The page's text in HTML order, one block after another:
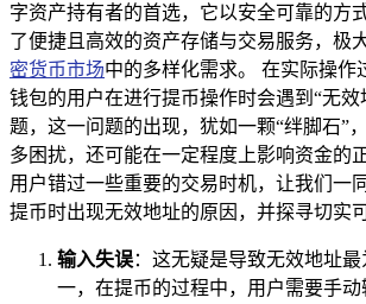
字资产持有者的首选，它以安全可靠的方
了便捷且高效的资产存储与交易服务，极
密货币市场中的多样化需求。 在实际操作
钱包的用户在进行提币操作时会遇到“无效
题，这一问题的出现，犹如一颗“绊脚石”
多困扰，还可能在一定程度上影响资金的
用户错过一些重要的交易时机，让我们一
提币时出现无效地址的原因，并探寻切实
输入失误：这无疑是导致无效地址
一，在提币的过程中，用户需要手